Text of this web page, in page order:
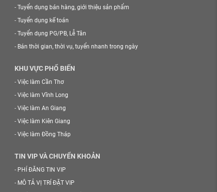
- Tuyển dụng bán hàng, giới thiệu sản phẩm
- Tuyển dụng kế toán
- Tuyển dụng PG/PB, Lễ Tân
- Bán thời gian, thời vụ, tuyển nhanh trong ngày
KHU VỰC PHỔ BIẾN
- Việc làm Cần Thơ
- Việc làm Vĩnh Long
- Việc làm An Giang
- Việc làm Kiên Giang
- Việc làm Đồng Tháp
TIN VIP VÀ CHUYỂN KHOẢN
- PHÍ ĐĂNG TIN VIP
- MÔ TẢ VỊ TRÍ ĐẶT VIP